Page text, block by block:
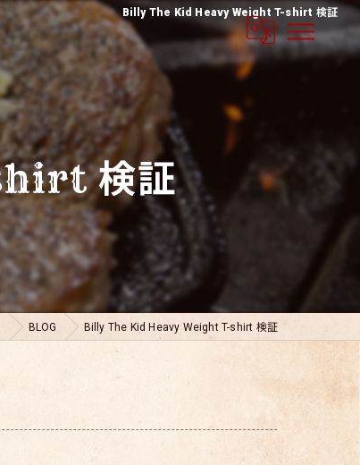
Billy The Kid Heavy Weight T-shirt 検証
検証
BLOG Billy The Kid Heavy Weight T-shirt 検証